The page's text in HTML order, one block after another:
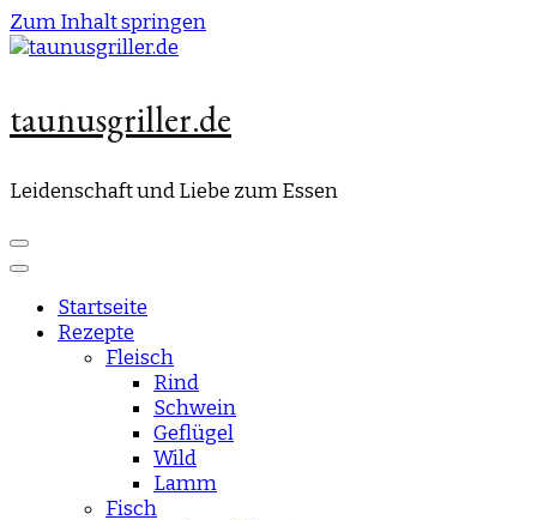
Zum Inhalt springen
taunusgriller.de
Leidenschaft und Liebe zum Essen
Startseite
Rezepte
Fleisch
Rind
Schwein
Geflügel
Wild
Lamm
Fisch